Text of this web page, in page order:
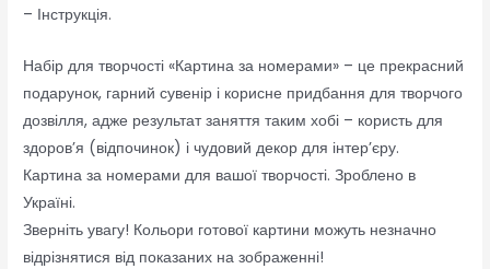
– Інструкція.
Набір для творчості «Картина за номерами» – це прекрасний
подарунок, гарний сувенір і корисне придбання для творчого
дозвілля, адже результат заняття таким хобі – користь для
здоров’я (відпочинок) і чудовий декор для інтер’єру.
Картина за номерами для вашої творчості. Зроблено в
Україні.
Зверніть увагу! Кольори готової картини можуть незначно
відрізнятися від показаних на зображенні!